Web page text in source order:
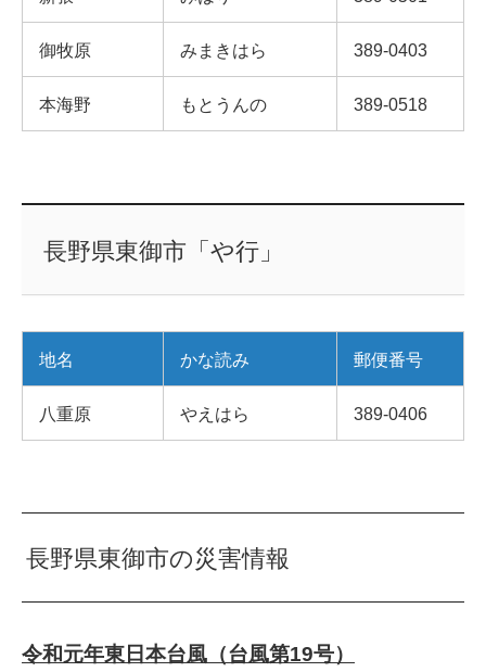
御牧原 みまきはら 389-0403
本海野 もとうんの 389-0518
長野県東御市「や行」
地名 かな読み 郵便番号
八重原 やえはら 389-0406
長野県東御市の災害情報
令和元年東日本台風（台風第19号）